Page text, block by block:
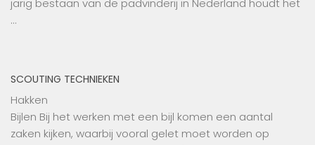
jarig bestaan van de padvinderij in Nederland houdt het
…
SCOUTING TECHNIEKEN
Hakken
Bijlen Bij het werken met een bijl komen een aantal
zaken kijken, waarbij vooral gelet moet worden op